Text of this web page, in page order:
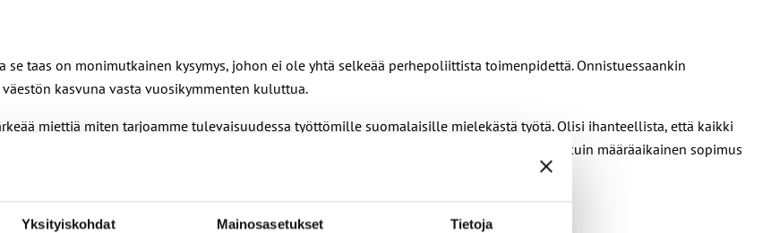
Yksityiskohdat Mainosasetukset Tietoja
taas on monimutkainen kysymys, johon ei ole yhtä selkeää perhepoliittista toimenpidettä. Onnistuessaankin
kasvuna vasta vuosikymmenten kuluttua.
miettiä miten tarjoamme tulevaisuudessa työttömille suomalaisille mielekästä työtä. Olisi ihanteellista, että kaikki
pitkään. Kokoaikatyö vakituisella sopimuksella houkuttelee useita enemmän kuin määräaikainen sopimus